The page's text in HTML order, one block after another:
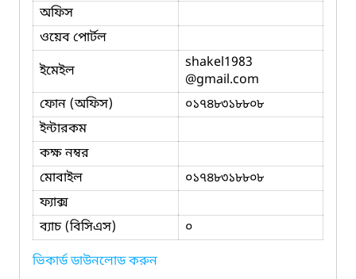
অফিস
ওয়েব পোর্টল
ইমেইল
shakel1983
@gmail.com
ফোন (অফিস)
০১৭৪৮৩১৮৮০৮
ইন্টারকম
কক্ষ নম্বর
মোবাইল
০১৭৪৮৩১৮৮০৮
ফ্যাক্স
ব্যাচ (বিসিএস)
০
ভিকার্ড ডাউনলোড করুন